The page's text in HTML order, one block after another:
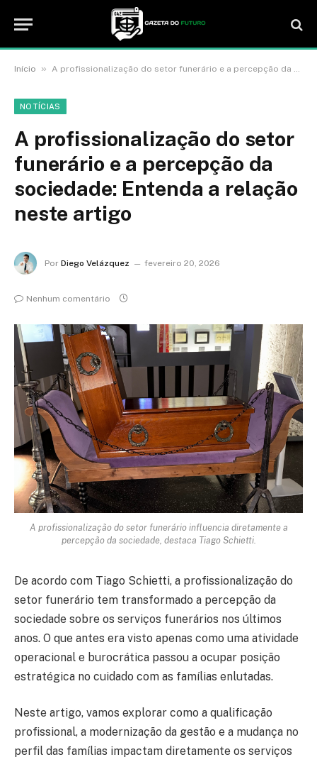
Início » A profissionalização do setor funerário e a percepção da sociedade: Entenda a relação neste artigo
NOTÍCIAS
A profissionalização do setor
funerário e a percepção da
sociedade: Entenda a relação
neste artigo
Por Diego Velázquez fevereiro 20, 2026
Nenhum comentário
A profissionalização do setor funerário influencia diretamente a
percepção da sociedade, destaca Tiago Schietti.
De acordo com Tiago Schietti, a profissionalização do
setor funerário tem transformado a percepção da
sociedade sobre os serviços funerários nos últimos
anos. O que antes era visto apenas como uma atividade
operacional e burocrática passou a ocupar posição
estratégica no cuidado com as famílias enlutadas.
Neste artigo, vamos explorar como a qualificação
profissional, a modernização da gestão e a mudança no
perfil das famílias impactam diretamente os serviços